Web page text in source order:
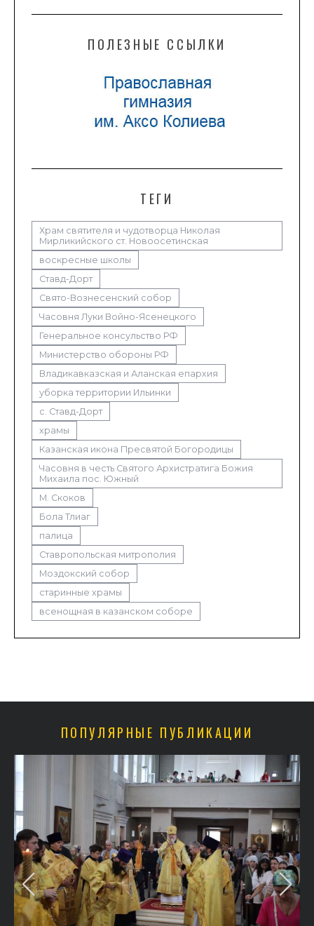
ПОЛЕЗНЫЕ ССЫЛКИ
ТЕГИ
Храм святителя и чудотворца Николая
Мирликийского ст. Новоосетинская
воскресные школы
Ставд-Дорт
Свято-Вознесенский собор
Часовня Луки Войно-Ясенецкого
Генеральное консульство РФ
Министерство обороны РФ
Владикавказская и Аланская епархия
уборка территории Ильинки
с. Ставд-Дорт
храмы
Казанская икона Пресвятой Богородицы
Часовня в честь Святого Архистратига Божия
Михаила пос. Южный
М. Скоков
Бола Тлиаг
палица
Ставропольская митрополия
Моздокский собор
старинные храмы
всенощная в казанском соборе
ПОПУЛЯРНЫЕ ПУБЛИКАЦИИ